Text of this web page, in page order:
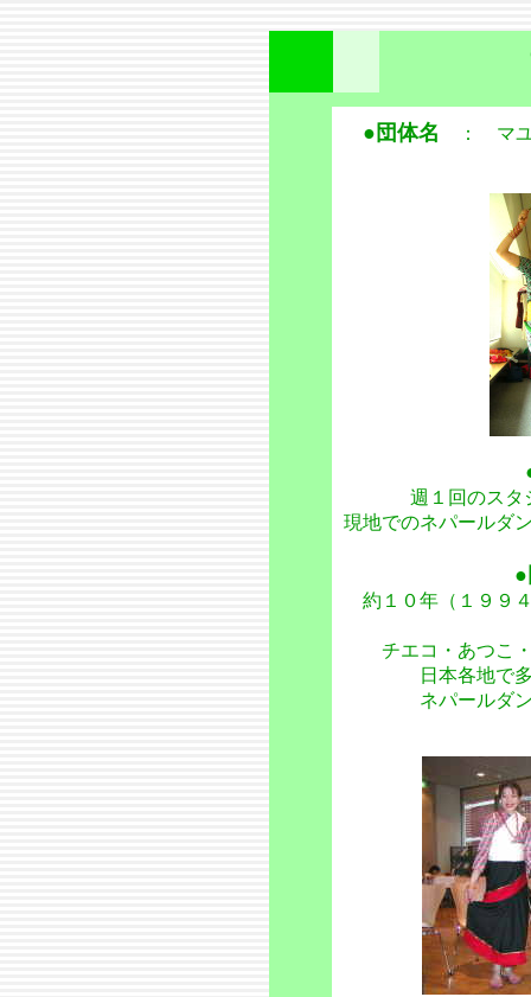
●団体名 ： マユ
週１回のスタ
現地でのネパールダ
約１０年（１９９
チエコ・あつこ
日本各地で
ネパールダ